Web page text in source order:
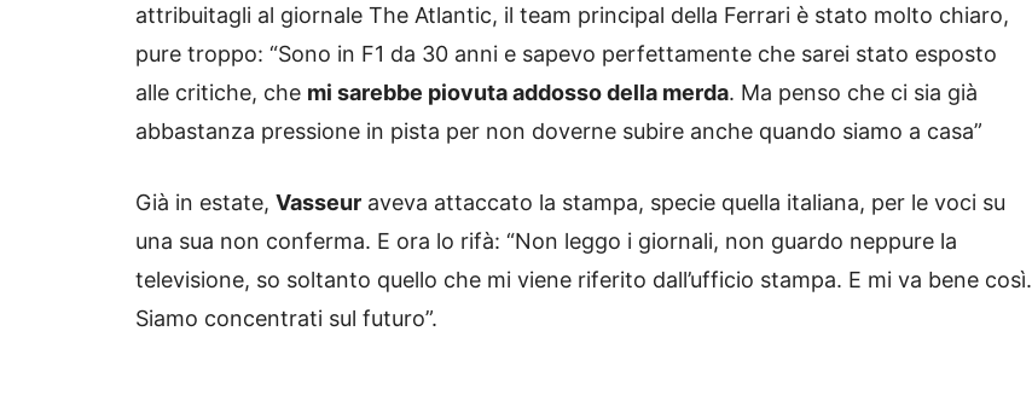
attribuitagli al giornale The Atlantic, il team principal della Ferrari è stato molto chiaro,
pure troppo: “Sono in F1 da 30 anni e sapevo perfettamente che sarei stato esposto
alle critiche, che mi sarebbe piovuta addosso della merda. Ma penso che ci sia già
abbastanza pressione in pista per non doverne subire anche quando siamo a casa”
Già in estate, Vasseur aveva attaccato la stampa, specie quella italiana, per le voci su
una sua non conferma. E ora lo rifà: “Non leggo i giornali, non guardo neppure la
televisione, so soltanto quello che mi viene riferito dall’ufficio stampa. E mi va bene così.
Siamo concentrati sul futuro”.